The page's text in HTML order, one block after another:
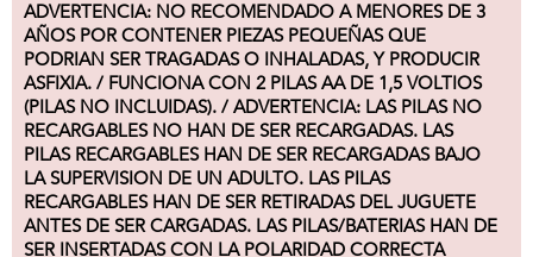
ADVERTENCIA: NO RECOMENDADO A MENORES DE 3
AÑOS POR CONTENER PIEZAS PEQUEÑAS QUE
PODRIAN SER TRAGADAS O INHALADAS, Y PRODUCIR
ASFIXIA. / FUNCIONA CON 2 PILAS AA DE 1,5 VOLTIOS
(PILAS NO INCLUIDAS). / ADVERTENCIA: LAS PILAS NO
RECARGABLES NO HAN DE SER RECARGADAS. LAS
PILAS RECARGABLES HAN DE SER RECARGADAS BAJO
LA SUPERVISION DE UN ADULTO. LAS PILAS
RECARGABLES HAN DE SER RETIRADAS DEL JUGUETE
ANTES DE SER CARGADAS. LAS PILAS/BATERIAS HAN DE
SER INSERTADAS CON LA POLARIDAD CORRECTA